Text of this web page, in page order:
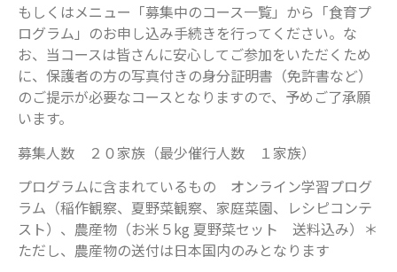
もしくはメニュー「募集中のコース一覧」から「食育プ
ログラム」のお申し込み手続きを行ってください。な
お、当コースは皆さんに安心してご参加をいただくため
に、保護者の方の写真付きの身分証明書（免許書など）
のご提示が必要なコースとなりますので、予めご了承願
います。
募集人数 ２０家族（最少催行人数 １家族）
プログラムに含まれているもの オンライン学習プログ
ラム（稲作観察、夏野菜観察、家庭菜園、レシピコンテ
スト）、農産物（お米５kg 夏野菜セット 送料込み）＊
ただし、農産物の送付は日本国内のみとなります